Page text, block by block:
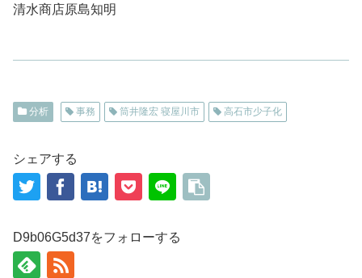
清水商店原島知明
分析 事務 筒井隆宏 寝屋川市 高石市少子化
シェアする
D9b06G5d37をフォローする